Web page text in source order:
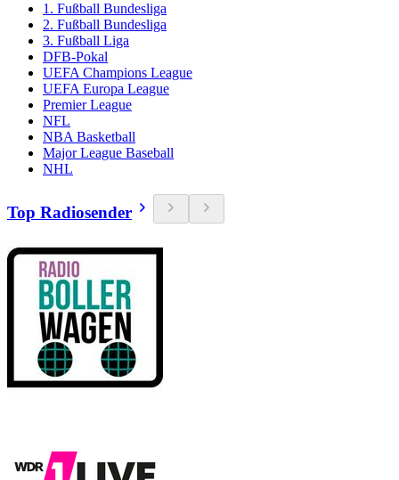
1. Fußball Bundesliga
2. Fußball Bundesliga
3. Fußball Liga
DFB-Pokal
UEFA Champions League
UEFA Europa League
Premier League
NFL
NBA Basketball
Major League Baseball
NHL
Top Radiosender